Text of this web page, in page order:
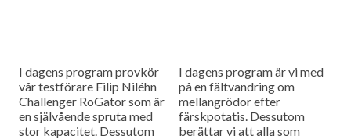
I dagens program provkör
vår testförare Filip Niléhn
Challenger RoGator som är
en självående spruta med
stor kapacitet. Dessutom
I dagens program är vi med
på en fältvandring om
mellangrödor efter
färskpotatis. Dessutom
berättar vi att alla som